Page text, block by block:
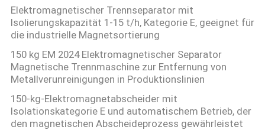
Elektromagnetischer Trennseparator mit
Isolierungskapazität 1-15 t/h, Kategorie E, geeignet für
die industrielle Magnetsortierung
150 kg EM 2024 Elektromagnetischer Separator
Magnetische Trennmaschine zur Entfernung von
Metallverunreinigungen in Produktionslinien
150-kg-Elektromagnetabscheider mit
Isolationskategorie E und automatischem Betrieb, der
den magnetischen Abscheideprozess gewährleistet